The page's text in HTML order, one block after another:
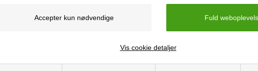
Vis cookie detaljer